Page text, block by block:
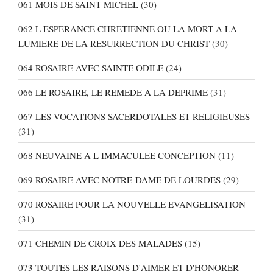
061 MOIS DE SAINT MICHEL (30)
062 L ESPERANCE CHRETIENNE OU LA MORT A LA
LUMIERE DE LA RESURRECTION DU CHRIST (30)
064 ROSAIRE AVEC SAINTE ODILE (24)
066 LE ROSAIRE, LE REMEDE A LA DEPRIME (31)
067 LES VOCATIONS SACERDOTALES ET RELIGIEUSES
(31)
068 NEUVAINE A L IMMACULEE CONCEPTION (11)
069 ROSAIRE AVEC NOTRE-DAME DE LOURDES (29)
070 ROSAIRE POUR LA NOUVELLE EVANGELISATION
(31)
071 CHEMIN DE CROIX DES MALADES (15)
073 TOUTES LES RAISONS D'AIMER ET D'HONORER